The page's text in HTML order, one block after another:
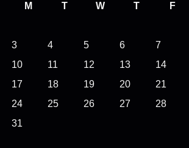
M
T W T F
3
4 5 6 7
10
11 12 13 14
17
18 19 20 21
24
25 26 27 28
31